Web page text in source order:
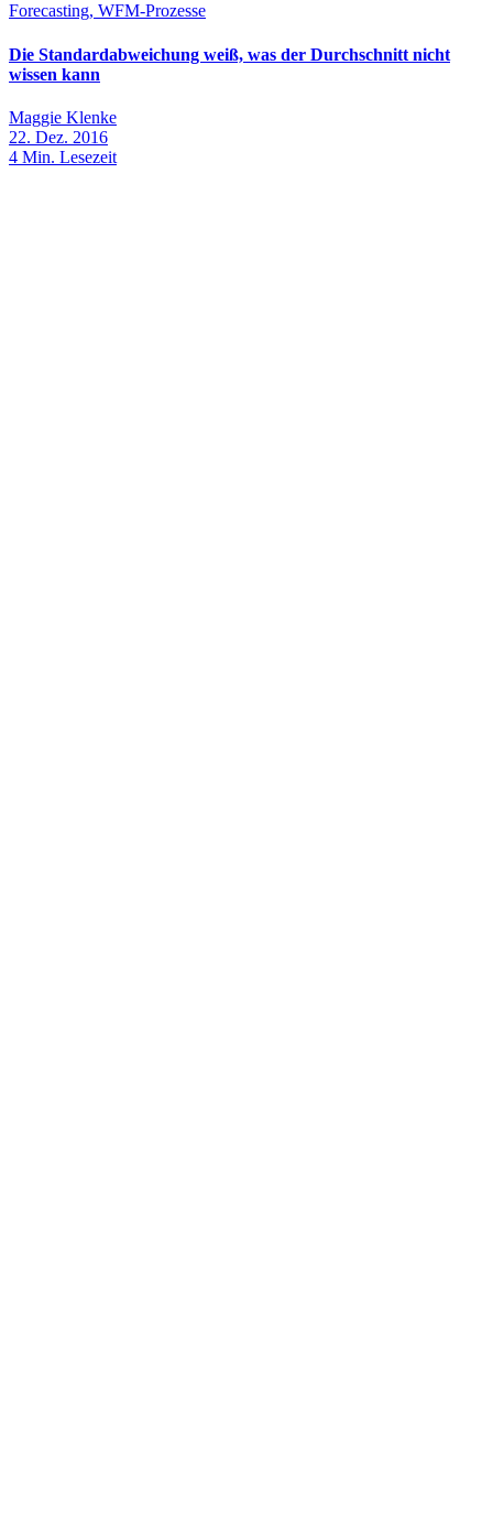
Forecasting, WFM-Prozesse
Die Standardabweichung weiß, was der Durchschnitt nicht
wissen kann
Maggie Klenke
22. Dez. 2016
4 Min. Lesezeit